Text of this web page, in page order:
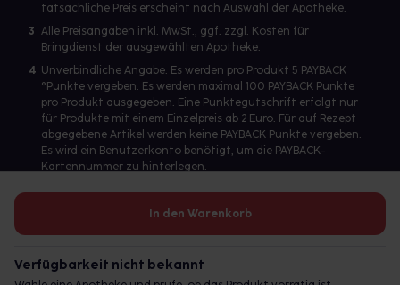
In den Warenkorb
Verfügbarkeit nicht bekannt
tatsächliche Preis erscheint nach Auswahl der Apotheke.
3 Alle Preisangaben inkl. MwSt., ggf. zzgl. Kosten für
Bringdienst der ausgewählten Apotheke.
4 Unverbindliche Angabe. Es werden pro Produkt 5 PAYBACK
°Punkte vergeben. Es werden maximal 100 PAYBACK Punkte
pro Produkt ausgegeben. Eine Punktegutschrift erfolgt nur
für Produkte mit einem Einzelpreis ab 2 Euro. Für auf Rezept
abgegebene Artikel werden keine PAYBACK Punkte vergeben.
Es wird ein Benutzerkonto benötigt, um die PAYBACK-
Kartennummer zu hinterlegen.
Betreiber des Portals und verantwortlich: gesund.de GmbH &
© 2026 gesund.de GmbH & Co. KG